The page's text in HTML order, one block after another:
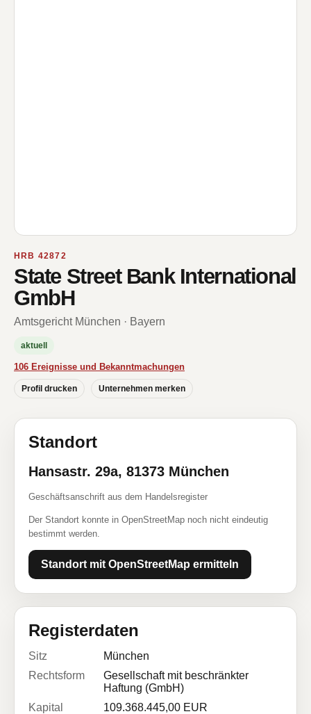
HRB 42872
State Street Bank International
GmbH
Amtsgericht München · Bayern
aktuell
106 Ereignisse und Bekanntmachungen
Profil drucken Unternehmen merken
Standort
Hansastr. 29a, 81373 München
Geschäftsanschrift aus dem Handelsregister
Der Standort konnte in OpenStreetMap noch nicht eindeutig
bestimmt werden.
Standort mit OpenStreetMap ermitteln
Registerdaten
Sitz
München
Rechtsform
Gesellschaft mit beschränkter
Haftung (GmbH)
Kapital
109.368.445,00 EUR